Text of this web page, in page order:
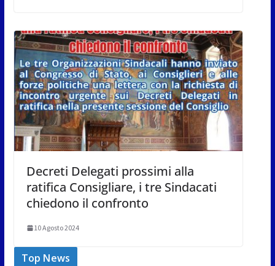
Decreti Delegati prossimi alla
ratifica Consigliare, i tre Sindacati
chiedono il confronto
10 Agosto 2024
Top News